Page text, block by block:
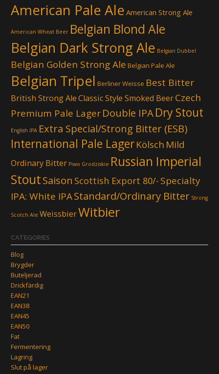
American Pale Ale American Strong Ale
American Wheat Beer Belgian Blond Ale
Belgian Dark Strong Ale Belgian Dubbel
Belgian Golden Strong Ale Belgian Pale Ale
Belgian Tripel Berliner Weisse Best Bitter
British Strong AleClassic Style Smoked BeerCzech
Premium Pale LagerDouble IPADry Stout
English IPA Extra Special/Strong Bitter (ESB)
International Pale LagerKölsch Mild
Ordinary Bitter Piwo Grodziskie Russian Imperial
StoutSaison Scottish Export 80/- Specialty
IPA: White IPAStandard/Ordinary Bitter Strong
Scotch Ale WeissbierWitbier
CATEGORIES
Blog
Brygder
Buteljerad
Drickfärdig
EAN21
EAN38
EAN45
EAN50
Fat
Fermentering
Lagring
Slut på lager